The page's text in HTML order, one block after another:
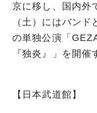
京に移し、国内外
（土）にはバン
の単独公演「
『独炎』」を開催
【日本武道館】